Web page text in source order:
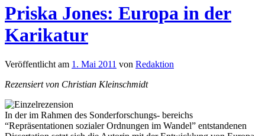
Priska Jones: Europa in der
Karikatur
Veröffentlicht am 1. Mai 2011 von Redaktion
Rezensiert von Christian Kleinschmidt
In der im Rahmen des Sonderforschungs- bereichs
“Repräsentationen sozialer Ordnungen im Wandel” entstandenen